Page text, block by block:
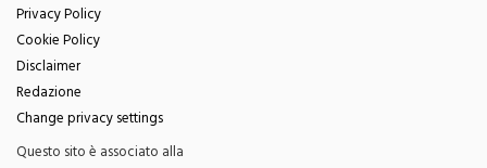
Privacy Policy
Cookie Policy
Disclaimer
Redazione
Change privacy settings